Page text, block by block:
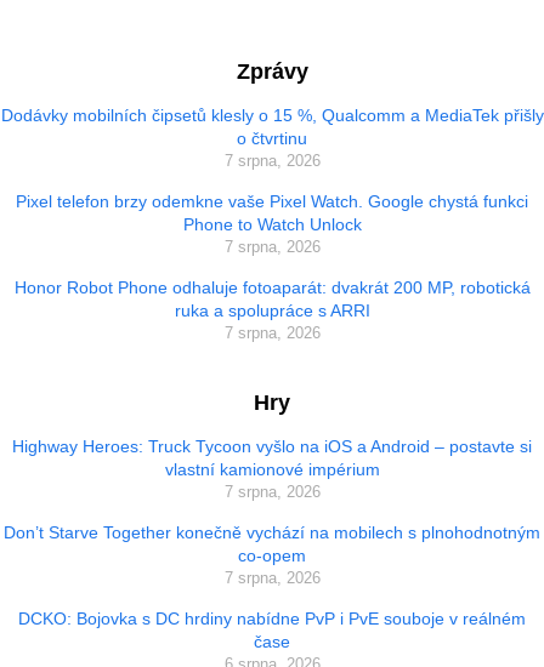
Zprávy
Dodávky mobilních čipsetů klesly o 15 %, Qualcomm a MediaTek přišly
o čtvrtinu
7 srpna, 2026
Pixel telefon brzy odemkne vaše Pixel Watch. Google chystá funkci
Phone to Watch Unlock
7 srpna, 2026
Honor Robot Phone odhaluje fotoaparát: dvakrát 200 MP, robotická
ruka a spolupráce s ARRI
7 srpna, 2026
Hry
Highway Heroes: Truck Tycoon vyšlo na iOS a Android – postavte si
vlastní kamionové impérium
7 srpna, 2026
Don’t Starve Together konečně vychází na mobilech s plnohodnotným
co-opem
7 srpna, 2026
DCKO: Bojovka s DC hrdiny nabídne PvP i PvE souboje v reálném
čase